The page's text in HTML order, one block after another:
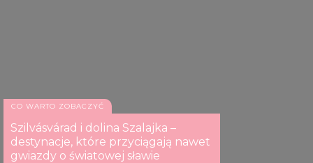
CO WARTO ZOBACZYĆ
Szilvásvárad i dolina Szalajka –
destynacje, które przyciągają nawet
gwiazdy o światowej sławie